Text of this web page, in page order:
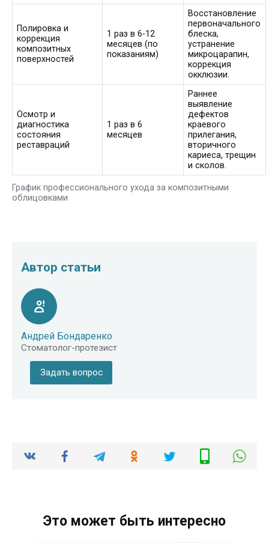
График профессионального ухода за композитными
облицовками
Полировка и
коррекция
композитных
поверхностей
1 раз в 6-12
месяцев (по
показаниям)
Восстановление
первоначального
блеска,
устранение
микроцарапин,
коррекция
окклюзии.
Осмотр и
диагностика
состояния
реставраций
1 раз в 6
месяцев
Раннее
выявление
дефектов
краевого
прилегания,
вторичного
кариеса, трещин
и сколов.
Автор статьи
Андрей Бондаренко
Стоматолог-протезист
Задать вопрос
Это может быть интересно